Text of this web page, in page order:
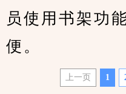
员使用书架功
便。
上一页 1